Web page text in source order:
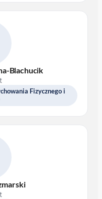
Blachucik
Fizycznego i